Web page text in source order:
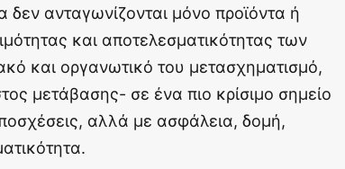
δεν ανταγωνίζονται μόνο προϊόντα ή
και αποτελεσματικότητας των
και οργανωτικό του μετασχηματισμό,
μετάβασης- σε ένα πιο κρίσιμο σημείο
αλλά με ασφάλεια, δομή,